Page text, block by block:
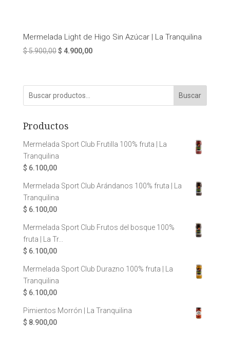
Mermelada Light de Higo Sin Azúcar | La Tranquilina
$5.900,00 El
era:
$ 5.900,00.
$ 4.900,00El
es:
Buscar
Productos
Mermelada Sport Club Frutilla 100% fruta | La
Tranquilina
$ 6.100,00
Mermelada Sport Club Arándanos 100% fruta | La
Tranquilina
$ 6.100,00
Mermelada Sport Club Frutos del bosque 100%
fruta | La Tr...
$ 6.100,00
Mermelada Sport Club Durazno 100% fruta | La
Tranquilina
$ 6.100,00
Pimientos Morrón | La Tranquilina
$ 8.900,00